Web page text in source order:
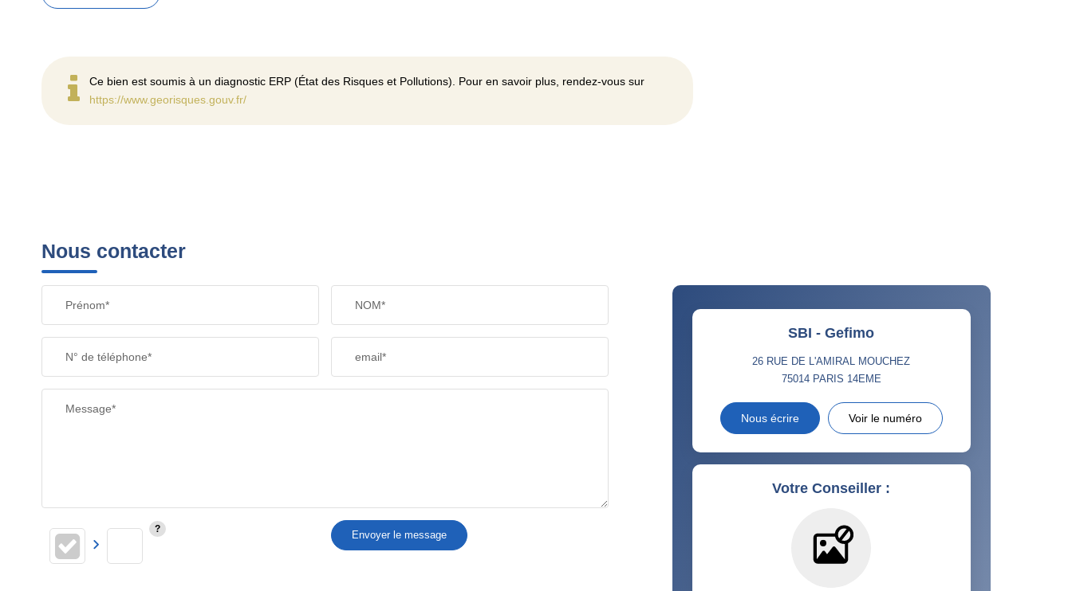
Ce bien est soumis à un diagnostic ERP (État des Risques et Pollutions). Pour en savoir plus, rendez-vous sur
https://www.georisques.gouv.fr/
Nous contacter
Prénom* NOM*
N° de téléphone* email*
Message*
Envoyer le message
SBI - Gefimo
26 RUE DE L'AMIRAL MOUCHEZ
75014 PARIS 14EME
Nous écrire Voir le numéro
Votre Conseiller :